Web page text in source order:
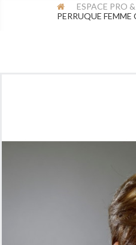
ESPACE PRO
PERRUQUE